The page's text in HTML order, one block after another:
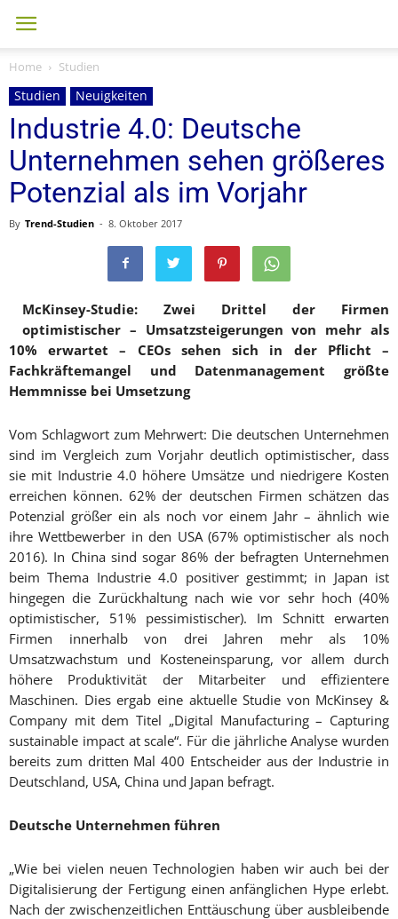
Home Studien
Studien Neuigkeiten
Industrie 4.0: Deutsche
Unternehmen sehen größeres
Potenzial als im Vorjahr
By Trend-Studien - 8. Oktober 2017
McKinsey-Studie: Zwei Drittel der Firmen
optimistischer – Umsatzsteigerungen von mehr als
10% erwartet – CEOs sehen sich in der Pflicht –
Fachkräftemangel und Datenmanagement größte
Hemmnisse bei Umsetzung
Vom Schlagwort zum Mehrwert: Die deutschen Unternehmen
sind im Vergleich zum Vorjahr deutlich optimistischer, dass
sie mit Industrie 4.0 höhere Umsätze und niedrigere Kosten
erreichen können. 62% der deutschen Firmen schätzen das
Potenzial größer ein als noch vor einem Jahr – ähnlich wie
ihre Wettbewerber in den USA (67% optimistischer als noch
2016). In China sind sogar 86% der befragten Unternehmen
beim Thema Industrie 4.0 positiver gestimmt; in Japan ist
hingegen die Zurückhaltung nach wie vor sehr hoch (40%
optimistischer, 51% pessimistischer). Im Schnitt erwarten
Firmen innerhalb von drei Jahren mehr als 10%
Umsatzwachstum und Kosteneinsparung, vor allem durch
höhere Produktivität der Mitarbeiter und effizientere
Maschinen. Dies ergab eine aktuelle Studie von McKinsey &
Company mit dem Titel „Digital Manufacturing – Capturing
sustainable impact at scale“. Für die jährliche Analyse wurden
bereits zum dritten Mal 400 Entscheider aus der Industrie in
Deutschland, USA, China und Japan befragt.
Deutsche Unternehmen führen
„Wie bei vielen neuen Technologien haben wir auch bei der
Digitalisierung der Fertigung einen anfänglichen Hype erlebt.
Nach der zwischenzeitlichen Enttäuschung über ausbleibende